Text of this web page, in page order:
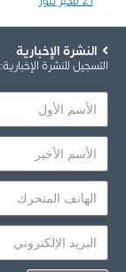
النشرة الإخبارية
التسجيل للنشرة الإخبارية: